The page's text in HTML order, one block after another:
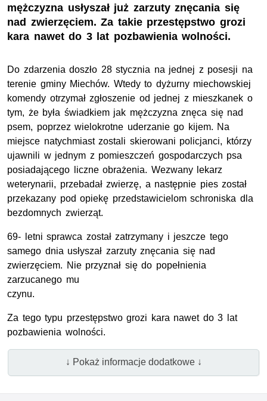
mężczyzna usłyszał już zarzuty znęcania się
nad zwierzęciem. Za takie przestępstwo grozi
kara nawet do 3 lat pozbawienia wolności.
Do zdarzenia doszło 28 stycznia na jednej z posesji na
terenie gminy Miechów. Wtedy to dyżurny miechowskiej
komendy otrzymał zgłoszenie od jednej z mieszkanek o
tym, że była świadkiem jak mężczyzna znęca się nad
psem, poprzez wielokrotne uderzanie go kijem. Na
miejsce natychmiast zostali skierowani policjanci, którzy
ujawnili w jednym z pomieszczeń gospodarczych psa
posiadającego liczne obrażenia. Wezwany lekarz
weterynarii, przebadał zwierzę, a następnie pies został
przekazany pod opiekę przedstawicielom schroniska dla
bezdomnych zwierząt.
69- letni sprawca został zatrzymany i jeszcze tego
samego dnia usłyszał zarzuty znęcania się nad
zwierzęciem. Nie przyznał się do popełnienia
zarzucanego mu
czynu.
Za tego typu przestępstwo grozi kara nawet do 3 lat
pozbawienia wolności.
↓ Pokaż informacje dodatkowe ↓